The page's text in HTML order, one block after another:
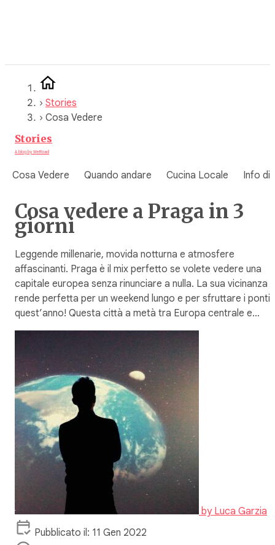
› Stories
› Cosa Vedere
Stories
A blog by WeRoad
Cosa Vedere Quando andare Cucina Locale Info di
Cosa vedere a Praga in 3
giorni
Leggende millenarie, movida notturna e atmosfere
affascinanti. Praga è il mix perfetto se volete vedere una
capitale europea senza rinunciare a nulla. La sua vicinanza
rende perfetta per un weekend lungo e per sfruttare i ponti
quest’anno! Questa città a metà tra Europa centrale e…
by Luca Garzia
Pubblicato il: 11 Gen 2022